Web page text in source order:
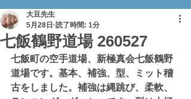
七飯鶴野道場 260527
大豆先生
5月28日 読了時間: 1分
七飯町の空手道場、新極真会七飯鶴野
道場です。基本、補強、型、ミット稽
古をしました。補強は縄跳び、柔軟、